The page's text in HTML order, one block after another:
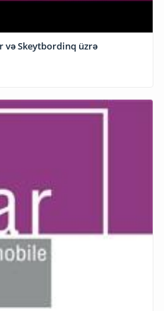
və Skeytbordinq üzrə